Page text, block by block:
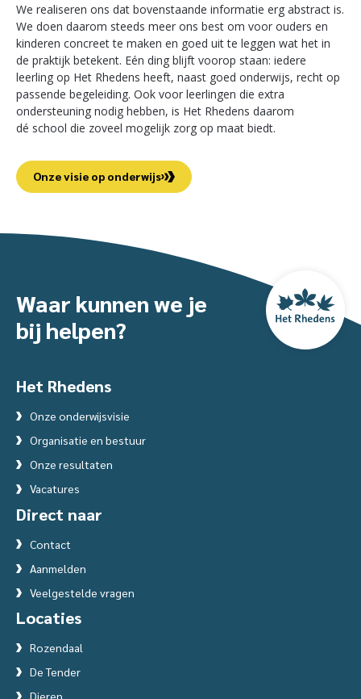
We realiseren ons dat bovenstaande informatie erg abstract is.
We doen daarom steeds meer ons best om voor ouders en
kinderen concreet te maken en goed uit te leggen wat het in
de praktijk betekent. Eén ding blijft voorop staan: iedere
leerling op Het Rhedens heeft, naast goed onderwijs, recht op
passende begeleiding. Ook voor leerlingen die extra
ondersteuning nodig hebben, is Het Rhedens daarom
dé school die zoveel mogelijk zorg op maat biedt.
Onze visie op onderwijs
Waar kunnen we je
bij helpen?
Het Rhedens
Onze onderwijsvisie
Organisatie en bestuur
Onze resultaten
Vacatures
Direct naar
Contact
Aanmelden
Veelgestelde vragen
Locaties
Rozendaal
De Tender
Dieren